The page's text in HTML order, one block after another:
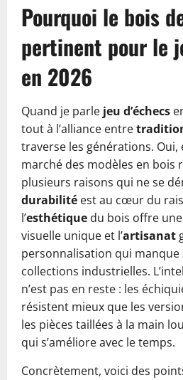
Pourquoi le bois
pertinent pour le
en 2026
Quand je parle jeu d’échecs
tout à l’alliance entre
traverse les générations. Oui,
marché des modèles en bois
plusieurs raisons qui ne se
durabilité est au cœur du
l’esthétique du bois offre
visuelle unique et l’artisanat
personnalisation qui manque
collections industrielles.
n’est pas en reste : les
résistent mieux que les
les pièces taillées à la main
qui s’améliore avec le temps.
Concrètement, voici des